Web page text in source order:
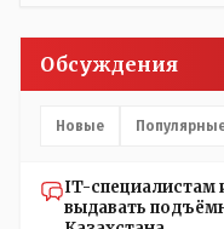
настоящему времени
помещениях,
установлены
противоречие. Вы
Обсуждения
Новые
IT-специалистам
выдавать